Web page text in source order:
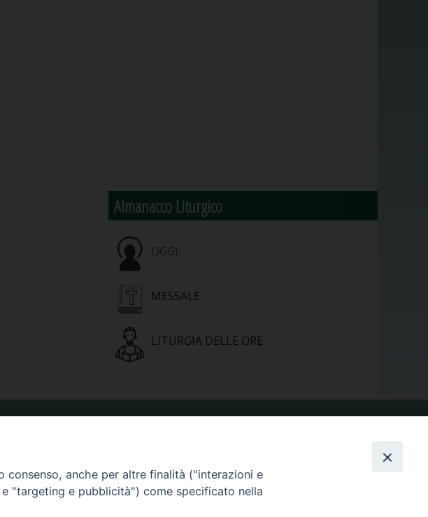
Almanacco Liturgico
OGGI:
MESSALE
LITURGIA DELLE ORE
PHOTOGALLERY
anche per altre finalità ("interazioni e
"targeting e pubblicità") come specificato nella